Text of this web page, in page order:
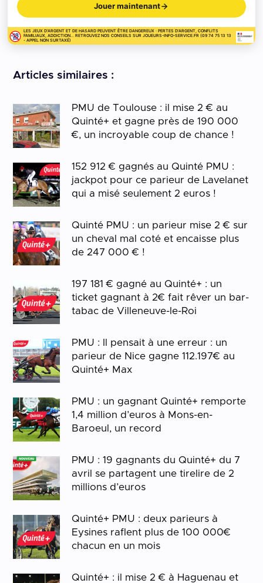
Jouer maintenant
LES JEUX D'ARGENT ET DE HASARD PEUVENT ÊTRE DANGEREUX : PERTES D'ARGENT, CONFLITS
FAMILIAUX, ADDICTION... RETROUVEZ NOS CONSEILS SUR JOUEURS-INFO-SERVICE.FR (09 74 75 13 13
- APPEL NON SURTAXÉ)
Articles similaires :
PMU de Toulouse : il mise 2 € au
Quinté+ et gagne près de 190 000
€, un incroyable coup de chance !
152 912 € gagnés au Quinté PMU :
jackpot pour ce parieur de Lavelanet
qui a misé seulement 2 euros !
Quinté PMU : un parieur mise 2 € sur
un cheval mal coté et encaisse plus
de 247 000 € !
197 181 € gagné au Quinté+ : un
ticket gagnant à 2€ fait rêver un bar-
tabac de Villeneuve-le-Roi
PMU : Il pensait à une erreur : un
parieur de Nice gagne 112.197€ au
Quinté+ Max
PMU : un gagnant Quinté+ remporte
1,4 million d’euros à Mons-en-
Baroeul, un record
PMU : 19 gagnants du Quinté+ du 7
avril se partagent une tirelire de 2
millions d’euros
Quinté+ PMU : deux parieurs à
Eysines raflent plus de 100 000€
chacun en un mois
Quinté+ : il mise 2 € à Haguenau et